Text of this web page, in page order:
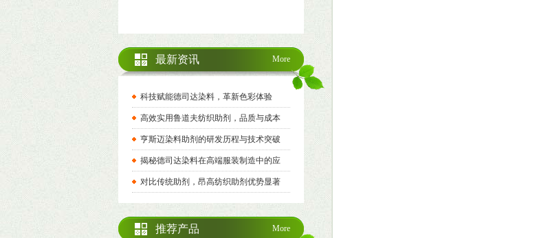
More
最新资讯
科技赋能德司达染料，革新色彩体验
高效实用鲁道夫纺织助剂，品质与成本
亨斯迈染料助剂的研发历程与技术突破
揭秘德司达染料在高端服装制造中的应
对比传统助剂，昂高纺织助剂优势显著
More
推荐产品